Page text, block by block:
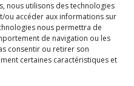
nous utilisons des technologies
ou accéder aux informations sur
nous permettra de
de navigation ou les
consentir ou retirer son
certaines caractéristiques et
– Merria 20167 Afa